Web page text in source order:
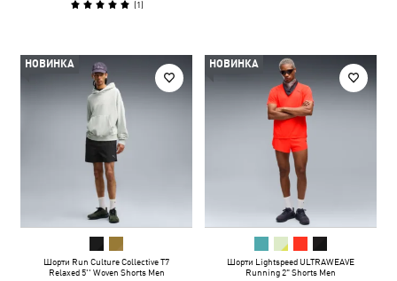
(1)
НОВИНКА
Шорти Run Culture Collective T7
Relaxed 5'' Woven Shorts Men
НОВИНКА
Шорти Lightspeed ULTRAWEAVE
Running 2" Shorts Men